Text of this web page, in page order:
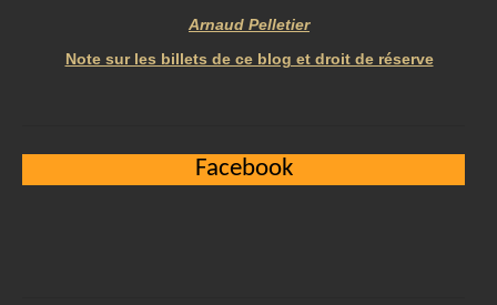
Arnaud Pelletier
Note sur les billets de ce blog et droit de réserve
Facebook